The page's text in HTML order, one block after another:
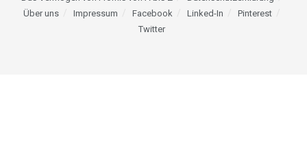
Über uns
Impressum Facebook Linked-In
Pinterest
Twitter